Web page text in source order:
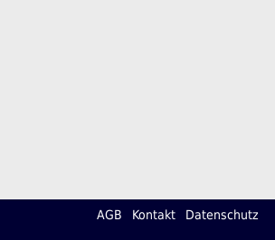
AGB Kontakt Datenschutz